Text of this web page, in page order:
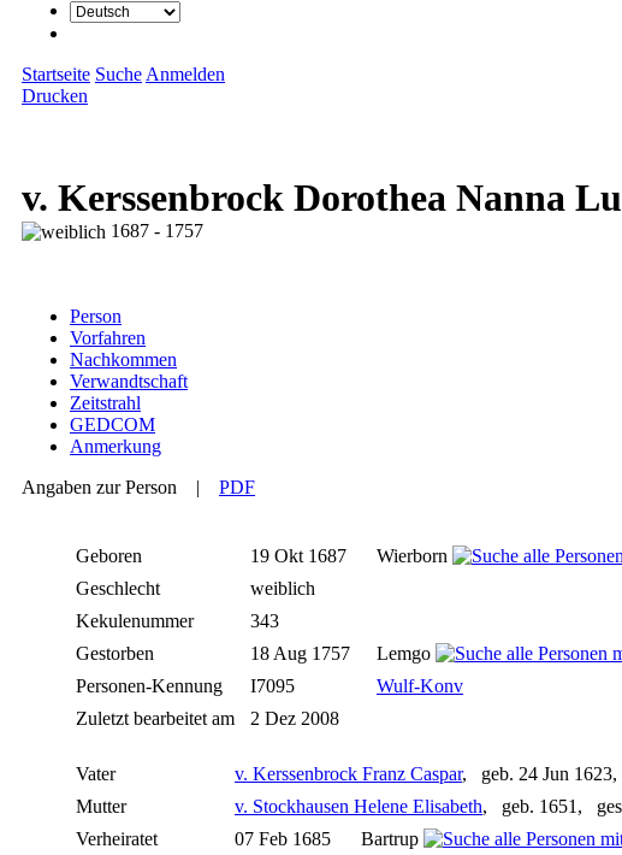
Startseite Suche Anmelden
Drucken
v. Kerssenbrock Dorothea Nanna
1687 - 1757
Person
Vorfahren
Nachkommen
Verwandtschaft
Zeitstrahl
GEDCOM
Anmerkung
Angaben zur Person | PDF
Geboren 19 Okt 1687
Wierborn
Geschlecht
weiblich
Kekulenummer
343
Gestorben
18 Aug 1757
Lemgo
Personen-Kennung
I7095
Wulf-Konv
Zuletzt bearbeitet am
2 Dez 2008
Vater v. Kerssenbrock Franz Caspar, geb. 24 Jun
Mutter
v. Stockhausen Helene Elisabeth, geb. 1651,
Verheiratet
07 Feb 1685 Bartrup